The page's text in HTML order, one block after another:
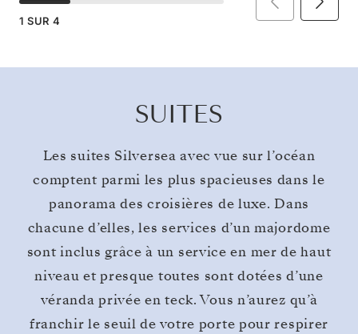
1 SUR 4
SUITES
Les suites Silversea avec vue sur l’océan
comptent parmi les plus spacieuses dans le
panorama des croisières de luxe. Dans
chacune d’elles, les services d’un majordome
sont inclus grâce à un service en mer de haut
niveau et presque toutes sont dotées d’une
véranda privée en teck. Vous n’aurez qu’à
franchir le seuil de votre porte pour respirer